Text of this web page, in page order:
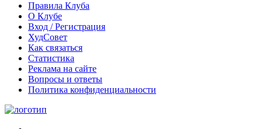
Правила Клуба
О Клубе
Вход / Регистрация
ХудСовет
Как связаться
Статистика
Реклама на сайте
Вопросы и ответы
Политика конфиденциальности